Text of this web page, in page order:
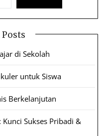
di Sekolah
untuk Siswa
Berkelanjutan
Sukses Pribadi &